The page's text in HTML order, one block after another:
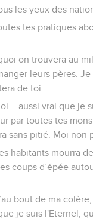
les yeux des
tes pratiques
on trouvera au
leurs pères.
de toi.
– aussi vrai que je
par toutes tes
sans pitié. Moi non
habitants mourra
coups d’épée
bout de ma
je suis l'Eternel,